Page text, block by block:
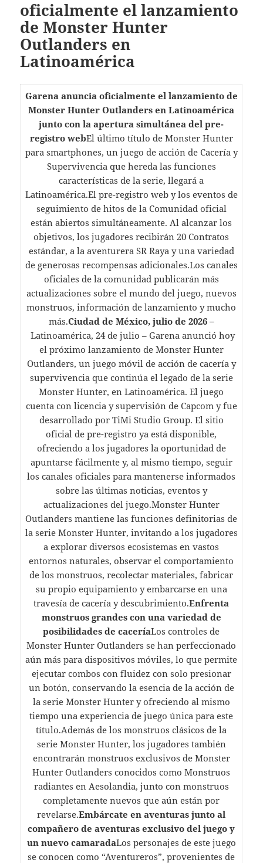
oficialmente el lanzamiento
de Monster Hunter
Outlanders en
Latinoamérica
Garena anuncia oficialmente el lanzamiento de
Monster Hunter Outlanders en Latinoamérica
junto con la apertura simultánea del pre-
registro webEl último título de Monster Hunter
para smartphones, un juego de acción de Cacería y
Supervivencia que hereda las funciones
características de la serie, llegará a
Latinoamérica.El pre-registro web y los eventos de
seguimiento de hitos de la Comunidad oficial
están abiertos simultáneamente. Al alcanzar los
objetivos, los jugadores recibirán 20 Contratos
estándar, a la aventurera SR Raya y una variedad
de generosas recompensas adicionales.Los canales
oficiales de la comunidad publicarán más
actualizaciones sobre el mundo del juego, nuevos
monstruos, información de lanzamiento y mucho
más.Ciudad de México, julio de 2026 –
Latinoamérica, 24 de julio – Garena anunció hoy
el próximo lanzamiento de Monster Hunter
Outlanders, un juego móvil de acción de cacería y
supervivencia que continúa el legado de la serie
Monster Hunter, en Latinoamérica. El juego
cuenta con licencia y supervisión de Capcom y fue
desarrollado por TiMi Studio Group. El sitio
oficial de pre-registro ya está disponible,
ofreciendo a los jugadores la oportunidad de
apuntarse fácilmente y, al mismo tiempo, seguir
los canales oficiales para mantenerse informados
sobre las últimas noticias, eventos y
actualizaciones del juego.Monster Hunter
Outlanders mantiene las funciones definitorias de
la serie Monster Hunter, invitando a los jugadores
a explorar diversos ecosistemas en vastos
entornos naturales, observar el comportamiento
de los monstruos, recolectar materiales, fabricar
su propio equipamiento y embarcarse en una
travesía de cacería y descubrimiento.Enfrenta
monstruos grandes con una variedad de
posibilidades de caceríaLos controles de
Monster Hunter Outlanders se han perfeccionado
aún más para dispositivos móviles, lo que permite
ejecutar combos con fluidez con solo presionar
un botón, conservando la esencia de la acción de
la serie Monster Hunter y ofreciendo al mismo
tiempo una experiencia de juego única para este
título.Además de los monstruos clásicos de la
serie Monster Hunter, los jugadores también
encontrarán monstruos exclusivos de Monster
Hunter Outlanders conocidos como Monstruos
radiantes en Aesolandia, junto con monstruos
completamente nuevos que aún están por
revelarse.Embárcate en aventuras junto al
compañero de aventuras exclusivo del juego y
un nuevo camaradaLos personajes de este juego
se conocen como “Aventureros”, provenientes de